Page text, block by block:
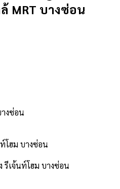
MRT บางซ่อน
งซ่อน
โฮม บางซ่อน
เจ้นท์โฮม บางซ่อน